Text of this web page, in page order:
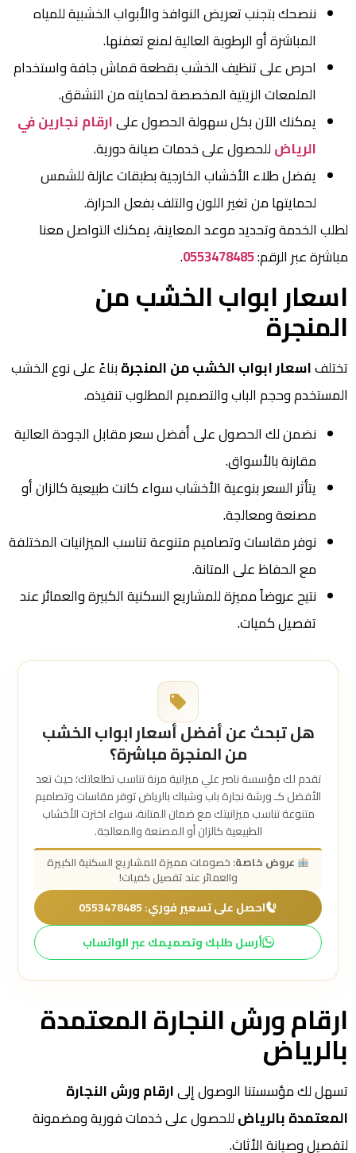
ننصحك بتجنب تعريض النوافذ والأبواب الخشبية للمياه
المباشرة أو الرطوبة العالية لمنع تعفنها.
احرص على تنظيف الخشب بقطعة قماش جافة واستخدام
الملمعات الزيتية المخصصة لحمايته من التشقق.
يمكنك الآن بكل سهولة الحصول علىارقام نجارين في
الرياضللحصول على خدمات صيانة دورية.
يفضل طلاء الأخشاب الخارجية بطبقات عازلة للشمس
لحمايتها من تغير اللون والتلف بفعل الحرارة.
لطلب الخدمة وتحديد موعد المعاينة، يمكنك التواصل معنا
مباشرة عبر الرقم:0553478485
.
اسعار ابواب الخشب من
المنجرة
تختلفاسعار ابواب الخشب من المنجرةبناءً على نوع الخشب
المستخدم وحجم الباب والتصميم المطلوب تنفيذه.
نضمن لك الحصول على أفضل سعر مقابل الجودة العالية
مقارنة بالأسواق.
يتأثر السعر بنوعية الأخشاب سواء كانت طبيعية كالزان أو
مصنعة ومعالجة.
نوفر مقاسات وتصاميم متنوعة تناسب الميزانيات المختلفة
مع الحفاظ على المتانة.
نتيح عروضاً مميزة للمشاريع السكنية الكبيرة والعمائر عند
تفصيل كميات.
هل تبحث عن أفضل أسعار ابواب الخشب
من المنجرة مباشرة؟
تقدم لك مؤسسة ناصر علي ميزانية مرنة تناسب تطلعاتك؛ حيث تعد
الأفضل كـ ورشة نجارة باب وشباك بالرياض توفر مقاسات وتصاميم
متنوعة تناسب ميزانيتك مع ضمان المتانة، سواء اخترت الأخشاب
الطبيعية كالزان أو المصنعة والمعالجة.
عروض خاصة: خصومات مميزة للمشاريع السكنية الكبيرة
والعمائر عند تفصيل كميات!
احصل على تسعير فوري: 0553478485
أرسل طلبك وتصميمك عبر الواتساب
ارقام ورش النجارة المعتمدة
بالرياض
تسهل لك مؤسستنا الوصول إلىارقام ورش النجارة
المعتمدة بالرياضللحصول على خدمات فورية ومضمونة
لتفصيل وصيانة الأثاث.